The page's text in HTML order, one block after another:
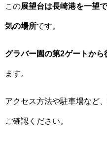
この展望台は長崎港を一望
気の場所です。
グラバー園の第2ゲートから
ます。
アクセス方法や駐車場など
ご確認ください。